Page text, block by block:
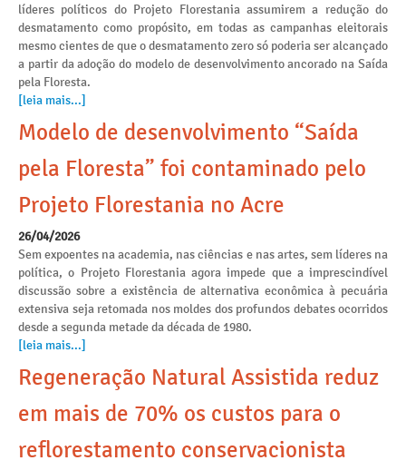
líderes políticos do Projeto Florestania assumirem a redução do
desmatamento como propósito, em todas as campanhas eleitorais
mesmo cientes de que o desmatamento zero só poderia ser alcançado
a partir da adoção do modelo de desenvolvimento ancorado na Saída
pela Floresta.
[leia mais...]
Modelo de desenvolvimento “Saída
pela Floresta” foi contaminado pelo
Projeto Florestania no Acre
26/04/2026
Sem expoentes na academia, nas ciências e nas artes, sem líderes na
política, o Projeto Florestania agora impede que a imprescindível
discussão sobre a existência de alternativa econômica à pecuária
extensiva seja retomada nos moldes dos profundos debates ocorridos
desde a segunda metade da década de 1980.
[leia mais...]
Regeneração Natural Assistida reduz
em mais de 70% os custos para o
reflorestamento conservacionista